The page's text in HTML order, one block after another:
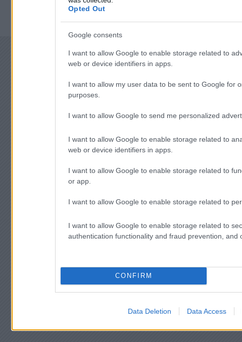
Opted Out
Google consents
I want to allow Google to enable storage related to
web or device identifiers in apps.
I want to allow my user data to be sent to Google for
purposes.
I want to allow Google to send me personalized
I want to allow Google to enable storage related to
web or device identifiers in apps.
I want to allow Google to enable storage related to
or app.
I want to allow Google to enable storage related to
I want to allow Google to enable storage related to
authentication functionality and fraud prevention, and
CONFIRM
Data Deletion Data Access